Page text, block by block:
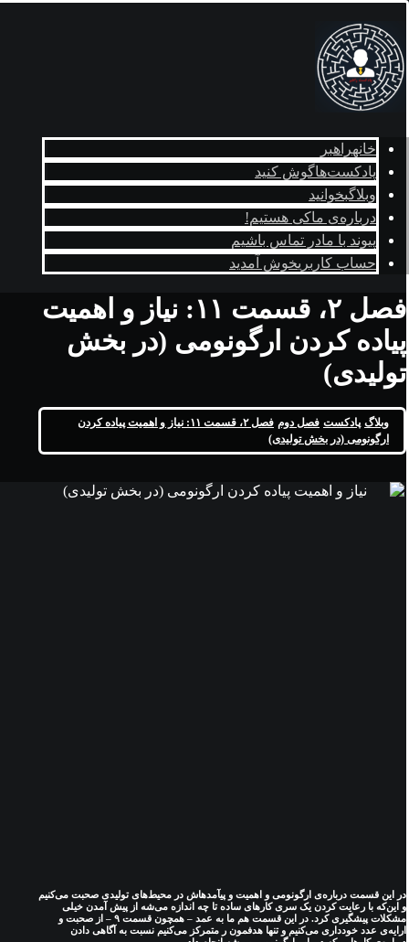
خانهراهبر
پادکست‌هاگوش کنید
وبلاگبخوانید
درباره‌ی ماکی هستیم!
پیوند با مادر تماس باشیم
حساب کاربریخوش آمدید
فصل ۲، قسمت ۱۱: نياز و اهميت
پياده کردن ارگونومی (در بخش
توليدی)
وبلاگ پادکست فصل دوم
فصل ۲، قسمت ۱۱: نياز و اهميت پياده کردن
ارگونومی (در بخش توليدی)
در این قسمت درباره‌ی ارگونومی و اهمیت و پیآمدهاش در محیط‌های تولیدی صحبت می‌کنیم
و این‌که با رعایت کردن یک سری کارهای ساده تا چه اندازه می‌شه از پیش آمدن خیلی
مشکلات پیشگیری کرد. در این قسمت هم ما به عمد – همچون قسمت ۹ – از صحبت و
ارایه‌ی عدد خودداری می‌کنیم و تنها هدفمون ر متمرکز می‌کنیم نسبت به آگاهی دادن